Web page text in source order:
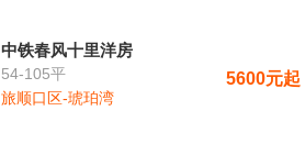
中铁春风十里洋房
54-105平
旅顺口区-琥珀湾
5600元起